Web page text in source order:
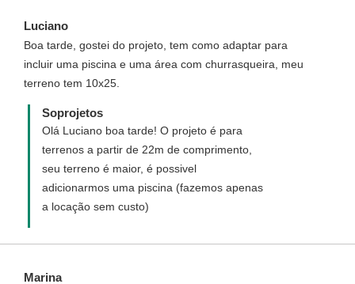
Disponha para quaisquer dúvida, será um
prazer ter você como um de nossos
clientes.
Luciano
Boa tarde, gostei do projeto, tem como adaptar para
incluir uma piscina e uma área com churrasqueira, meu
terreno tem 10x25.
Soprojetos
Olá Luciano boa tarde! O projeto é para
terrenos a partir de 22m de comprimento,
seu terreno é maior, é possivel
adicionarmos uma piscina (fazemos apenas
a locação sem custo)
Marina